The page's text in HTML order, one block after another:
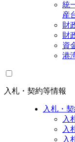
統
産
財
財
資
港
入札・契約等情報
入札・
入
入
入